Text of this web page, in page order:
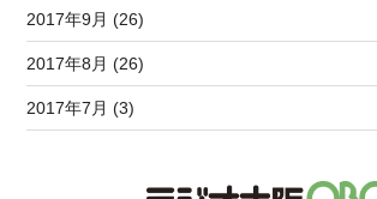
2017年9月 (26)
2017年8月 (26)
2017年7月 (3)